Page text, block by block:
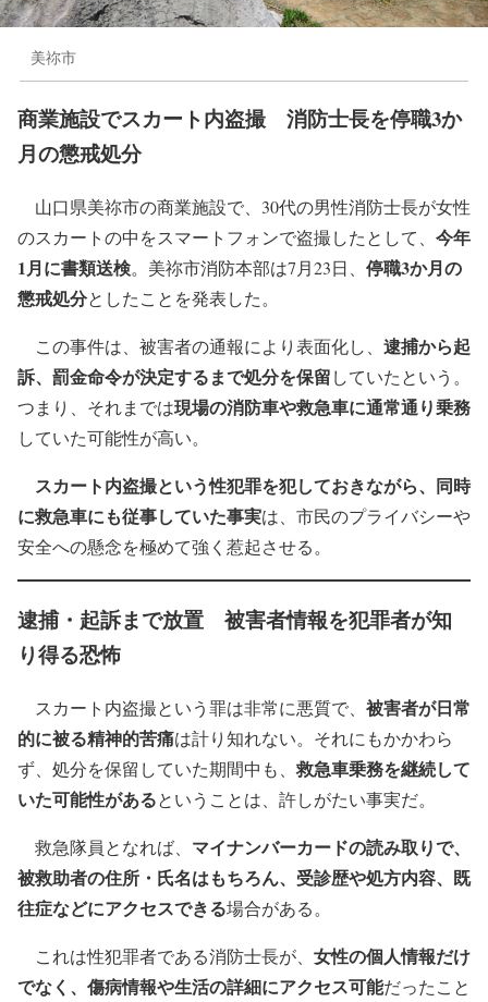
美祢市
商業施設でスカート内盗撮 消防士長を停職3か
月の懲戒処分
山口県美祢市の商業施設で、30代の男性消防士長が女性
のスカートの中をスマートフォンで盗撮したとして、 今年
1月に書類送検。美祢市消防本部は7月23日、 停職3か月の
懲戒処分としたことを発表した。
この事件は、被害者の通報により表面化し、 逮捕から起
訴、罰金命令が決定するまで処分を保留していたという。
つまり、それまでは現場の消防車や救急車に通常通り乗務
していた可能性が高い。
スカート内盗撮という性犯罪を犯しておきながら、同時
に救急車にも従事していた事実は、市民のプライバシーや
安全への懸念を極めて強く惹起させる。
逮捕・起訴まで放置 被害者情報を犯罪者が知
り得る恐怖
スカート内盗撮という罪は非常に悪質で、 被害者が日常
的に被る精神的苦痛は計り知れない。それにもかかわら
ず、処分を保留していた期間中も、救急車乗務を継続して
いた可能性があるということは、許しがたい事実だ。
救急隊員となれば、 マイナンバーカードの読み取りで、
被救助者の住所・氏名はもちろん、受診歴や処方内容、既
往症などにアクセスできる場合がある。
これは性犯罪者である消防士長が、 女性の個人情報だけ
でなく、傷病情報や生活の詳細にアクセス可能だったこと